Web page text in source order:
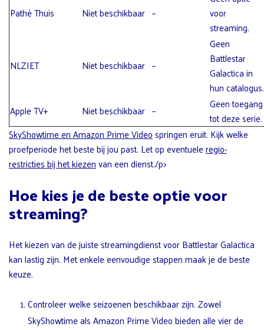
Pathé Thuis Niet beschikbaar –
voor
streaming.
NLZIET Niet beschikbaar –
Geen
Battlestar
Galactica in
hun catalogus.
Apple TV+
Niet beschikbaar –
Geen toegang
tot deze serie.
SkyShowtime en Amazon Prime Videospringen eruit. Kijk welke
proefperiode het beste bij jou past. Let op eventueleregio-
restricties bij het kiezenvan een dienst./p>
Hoe kies je de beste optie voor
streaming?
Het kiezen van de juiste streamingdienst voor Battlestar Galactica
kan lastig zijn. Met enkele eenvoudige stappen maak je de beste
keuze.
Controleer welke seizoenen beschikbaar zijn. Zowel
SkyShowtime als Amazon Prime Video bieden alle vier de